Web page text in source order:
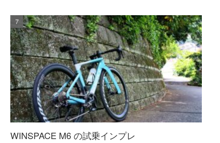
WINSPACE M6 の試乗インプレ